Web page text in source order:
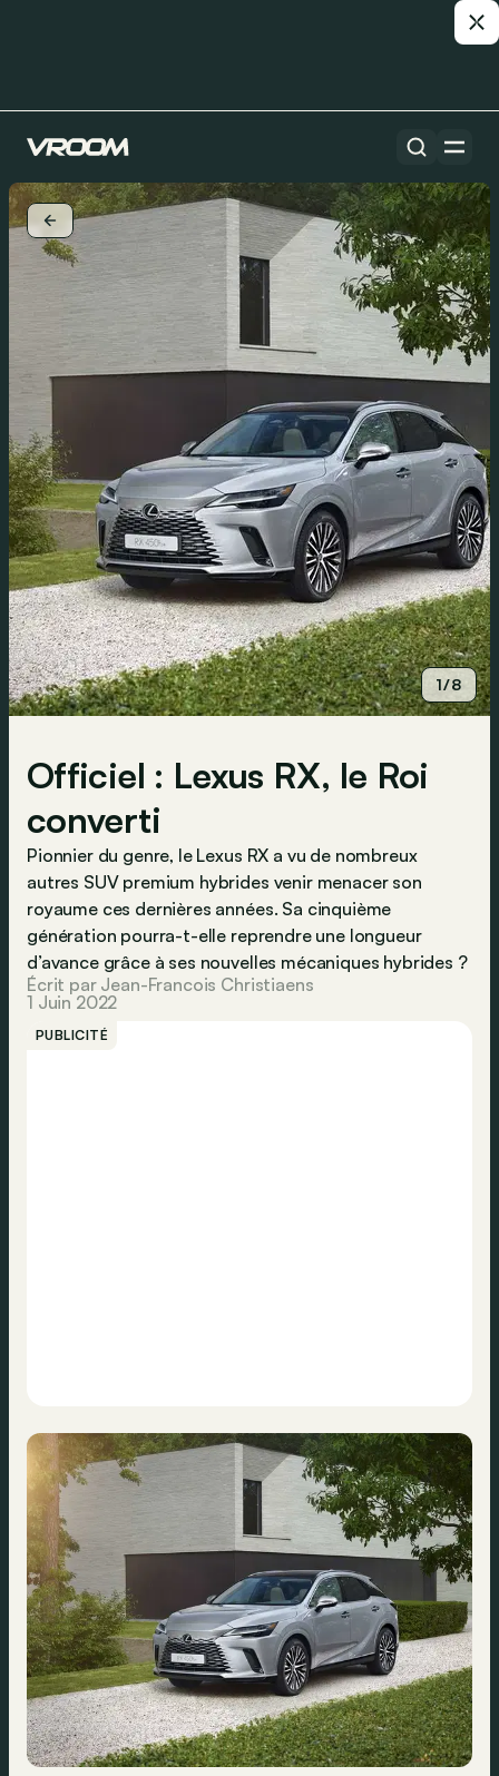
1/8
Officiel : Lexus RX, le Roi
converti
Pionnier du genre, le Lexus RX a vu de nombreux
autres SUV premium hybrides venir menacer son
royaume ces dernières années. Sa cinquième
génération pourra-t-elle reprendre une longueur
d’avance grâce à ses nouvelles mécaniques hybrides ?
Écrit par Jean-Francois Christiaens
1 Juin 2022
PUBLICITÉ